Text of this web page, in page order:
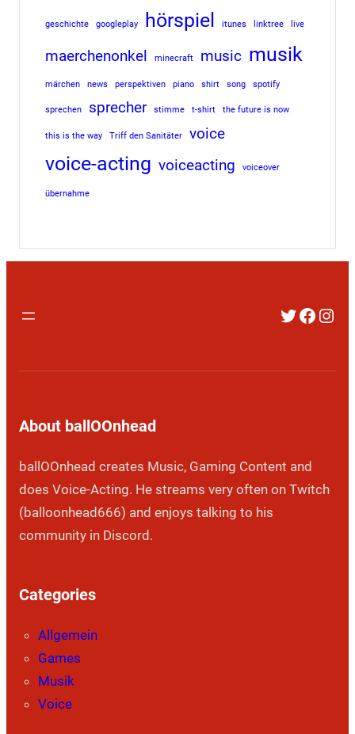
geschichte googleplay hörspiel itunes linktree live
maerchenonkel minecraft music musik
märchen news perspektiven piano shirt song spotify
sprechen sprecher stimme t-shirt the future is now
this is the way Triff den Sanitäter voice
voice-acting voiceacting voiceover
übernahme
Twitter
About ballOOnhead
ballOOnhead creates Music, Gaming Content and
does Voice-Acting. He streams very often on Twitch
(balloonhead666) and enjoys talking to his
community in Discord.
Categories
Allgemein
Games
Musik
Voice